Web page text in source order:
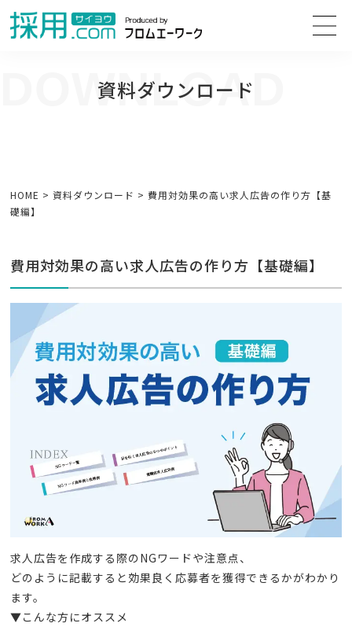
資料ダウンロード
DOWNLOAD
HOME >資料ダウンロード > 費用対効果の高い求人広告の作り方【基
礎編】
費用対効果の高い求人広告の作り方【基礎編】
求人広告を作成する際のNGワードや注意点、
どのように記載すると効果良く応募者を獲得できるかがわかり
ます。
▼こんな方にオススメ